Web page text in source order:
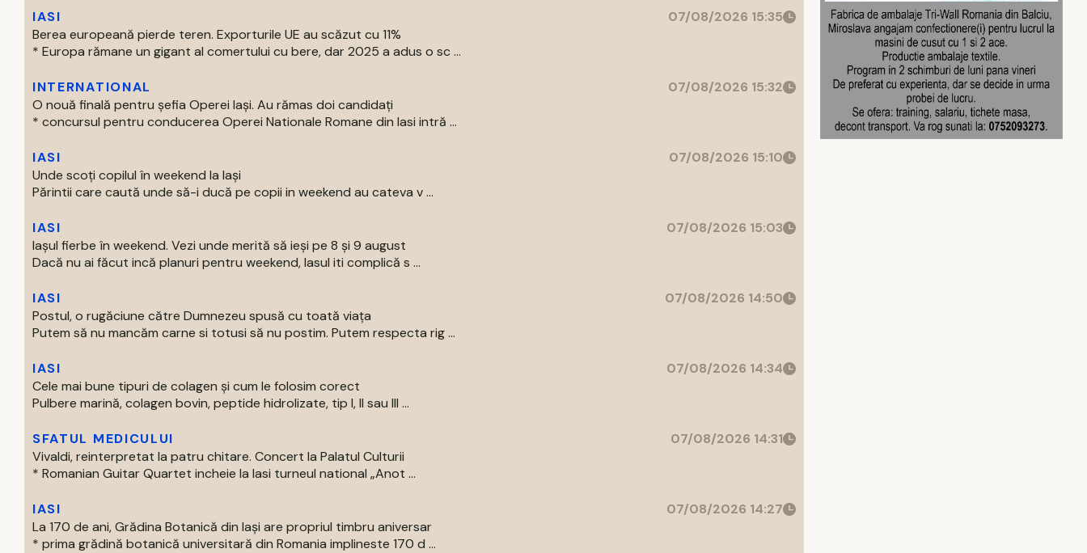
IASI
07/08/2026 15:35
Berea europeană pierde teren. Exporturile UE au scăzut cu 11%
* Europa rămane un gigant al comertului cu bere, dar 2025 a adus o sc ...
INTERNATIONAL
07/08/2026 15:32
O nouă finală pentru șefia Operei Iași. Au rămas doi candidați
* concursul pentru conducerea Operei Nationale Romane din Iasi intră ...
IASI
07/08/2026 15:10
Unde scoți copilul în weekend la Iași
Părintii care caută unde să-i ducă pe copii in weekend au cateva v ...
IASI
07/08/2026 15:03
Iașul fierbe în weekend. Vezi unde merită să ieși pe 8 și 9 august
Dacă nu ai făcut incă planuri pentru weekend, Iasul iti complică s ...
IASI
07/08/2026 14:50
Postul, o rugăciune către Dumnezeu spusă cu toată viața
Putem să nu mancăm carne si totusi să nu postim. Putem respecta rig ...
IASI
07/08/2026 14:34
Cele mai bune tipuri de colagen și cum le folosim corect
Pulbere marină, colagen bovin, peptide hidrolizate, tip I, II sau III ...
SFATUL MEDICULUI
07/08/2026 14:31
Vivaldi, reinterpretat la patru chitare. Concert la Palatul Culturii
* Romanian Guitar Quartet incheie la Iasi turneul national „Anot ...
IASI
07/08/2026 14:27
La 170 de ani, Grădina Botanică din Iași are propriul timbru aniversar
* prima grădină botanică universitară din Romania implineste 170 d ...